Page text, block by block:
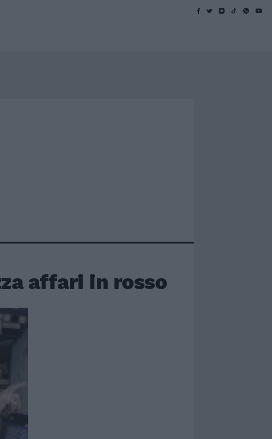
affari in rosso